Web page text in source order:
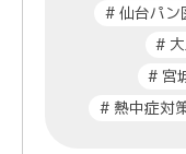
# 仙台パン
#
# 宮
# 熱中症対